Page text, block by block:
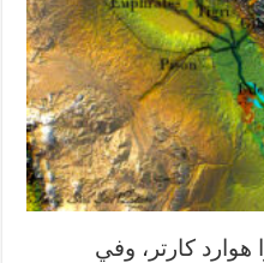
هوارد كارتر، وفي